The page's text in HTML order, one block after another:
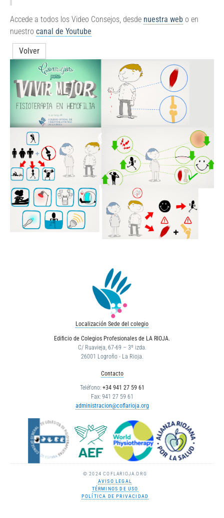
Accede a todos los Video Consejos, desde nuestra web o en
nuestro canal de Youtube
Volver
Localización Sede del colegio
Edificio de Colegios Profesionales de LA RIOJA.
C/ Ruavieja, 67-69 – 3º izda.
26001 Logroño - La Rioja.
Contacto
Teléfono: +34 941 27 59 61
Fax: 941 27 59 61
administracion@coflarioja.org
© 2024 COFLARIOJA.ORG
AVISO LEGAL
TÉRMINOS DE USO
POLÍTICA DE PRIVACIDAD